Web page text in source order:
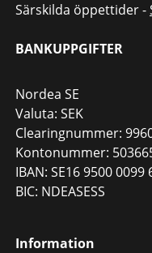
Särskilda öppettider -
BANKUPPGIFTER
Nordea SE
Valuta: SEK
Clearingnummer:
Kontonummer:
IBAN: SE16 9500 0099
BIC: NDEASESS
Information